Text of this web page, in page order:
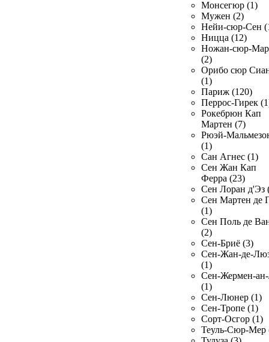
Монсегюр (1)
Мужен (2)
Нейи-сюр-Сен
Ницца (12)
Ножан-сюр-
(2)
Орибо сюр
(1)
Париж (120)
Перрос-Гирек
Рокебрюн Кап
Мартен (7)
Рюэй-
(1)
Сан Агнес (1)
Сен Жан Кап
Ферра (23)
Сен Лоран д'Эз
Сен Мартен де
(1)
Сен Поль де
(2)
Сен-Бриё (3)
Сен-Жан-де-
(1)
Сен-Жермен-
(1)
Сен-Люнер (1)
Сен-Тропе (1)
Сорт-Осгор (1)
Теуль-Сюр-Мер